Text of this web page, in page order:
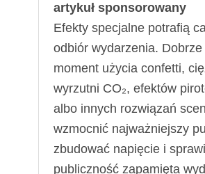
artykuł sponsorowany
Efekty specjalne potrafią
odbiór wydarzenia.
moment użycia confetti,
wyrzutni CO₂, efektów
albo innych rozwiązań
wzmocnić najważniejszy
zbudować napięcie i
publiczność zapamięta